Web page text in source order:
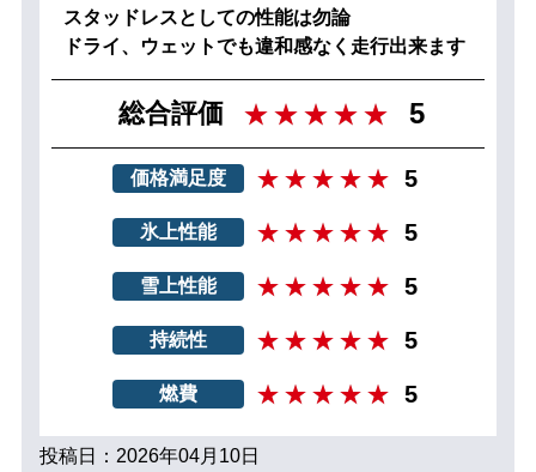
スタッドレスとしての性能は勿論
ドライ、ウェットでも違和感なく走行出来ます
総合評価 5
価格満足度 5
氷上性能 5
雪上性能 5
持続性 5
燃費 5
投稿日：2026年04月10日